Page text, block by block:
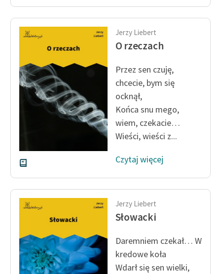
niepełnosprawnościami
Feministyczne inspiracje.
Popularyzacja
skandynawskiej literatury
feministycznej
Ręce pełne poezji
Kolekcje edukacyjne
twórców przechodzących
do domeny publicznej,
Starego Testamentu
Odkurzamy bohaterów
Szkoła Poezji Wolnych
Lektur
Kontakt
O projekcie
Jerzy Liebert
O rzeczach
Przez sen czuję,
chcecie, bym się
ocknął,
Końca snu mego,
wiem, czekacie…
Wieści, wieści z...
Czytaj więcej
Jerzy Liebert
Słowacki
Daremniem czekał… W
kredowe koła
Wdarł się sen wielki,